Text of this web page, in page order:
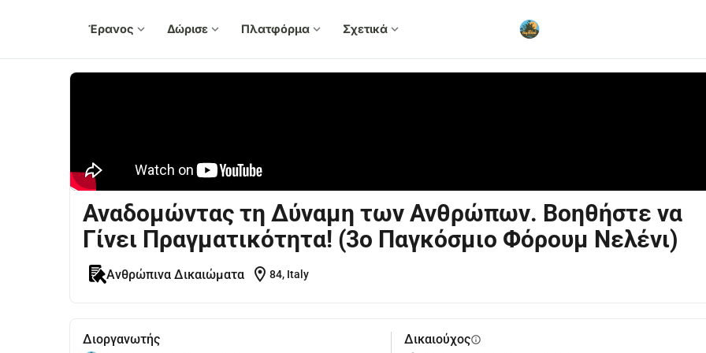
Έρανος expand_more Δώρισε expand_more Πλατφόρμα expand_more Σχετικά expand_more
Αναδομώντας τη Δύναμη των Ανθρώπων. Βοηθήστε να
Γίνει Πραγματικότητα! (3ο Παγκόσμιο Φόρουμ Νελένι)
Ανθρώπινα Δικαιώματα location_on 84, Italy
Διοργανωτής Δικαιούχοςinfo